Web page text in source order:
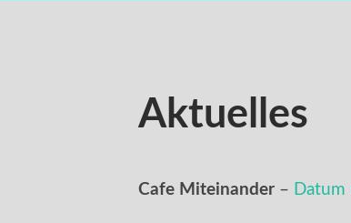
Aktuelles
Cafe Miteinander –